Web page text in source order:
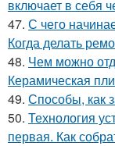
включает в себя
47. С чего
Когда делать
48. Чем можно
Керамическая
49. Способы, как
50. Технология
первая. Как